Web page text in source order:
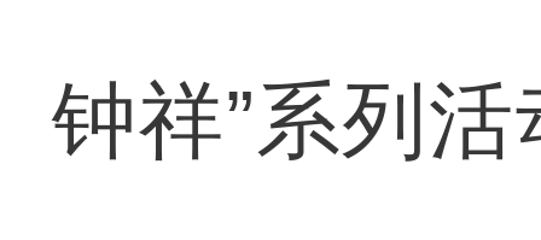
钟祥”系列